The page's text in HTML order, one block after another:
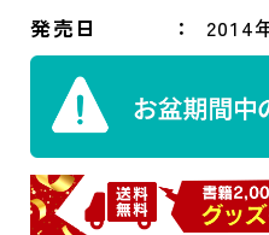
発売日 2014